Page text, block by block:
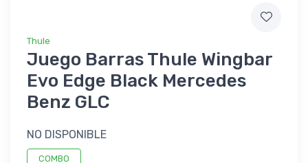
Thule
Juego Barras Thule Wingbar
Evo Edge Black Mercedes
Benz GLC
NO DISPONIBLE
COMBO